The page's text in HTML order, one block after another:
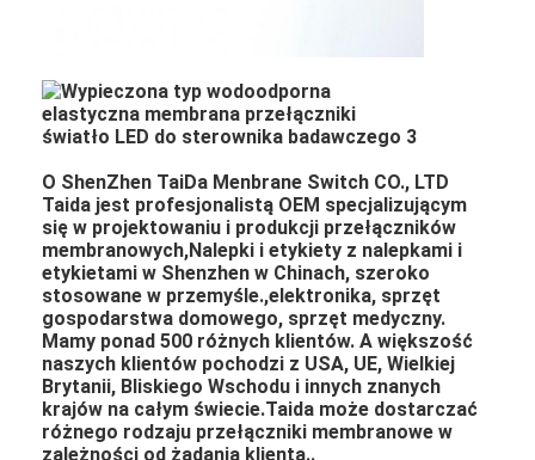
O ShenZhen TaiDa Menbrane Switch CO., LTD
Taida jest profesjonalistą OEM specjalizującym
się w projektowaniu i produkcji przełączników
membranowych,Nalepki i etykiety z nalepkami i
etykietami w Shenzhen w Chinach, szeroko
stosowane w przemyśle.,elektronika, sprzęt
gospodarstwa domowego, sprzęt medyczny.
Mamy ponad 500 różnych klientów. A większość
naszych klientów pochodzi z USA, UE, Wielkiej
Brytanii, Bliskiego Wschodu i innych znanych
krajów na całym świecie.Taida może dostarczać
różnego rodzaju przełączniki membranowe w
zależności od żądania klienta..